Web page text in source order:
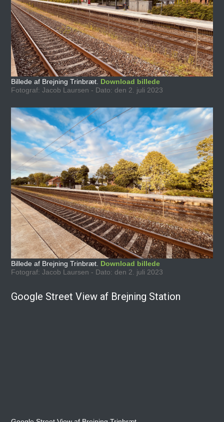
Billede af Brejning Trinbræt. Download billede
Fotograf: Jacob Laursen - Dato: den 2. juli 2023
Billede af Brejning Trinbræt. Download billede
Fotograf: Jacob Laursen - Dato: den 2. juli 2023
Google Street View af Brejning Station